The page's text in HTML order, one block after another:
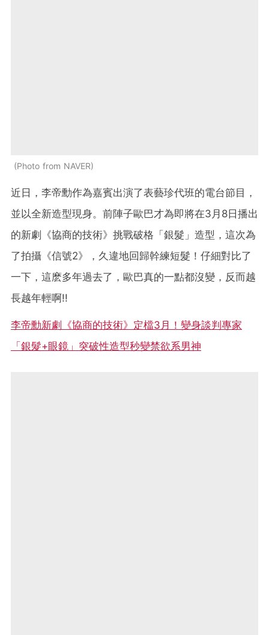
Photo from NAVER
近日，李帝勳作為嘉賓出演了表藝珍代班的電台節目，
並以全新造型現身。前陣子歐巴才為即將在3月8日播出
的新劇《協商的技術》挑戰破格「銀髮」造型，這次為
了拍攝《信號2》，久違地回歸幹練短髮！仔細對比了
一下，這麽多年過去了，歐巴真的一點都沒變，反而越
長越年輕啊!!
李帝勳新劇《協商的技術》定檔3月！變身談判專家
「銀髮+眼鏡」突破性造型秒變禁欲系男神